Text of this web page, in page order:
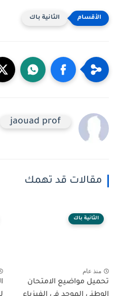
الثانية باك
jaouad prof
مقالات قد تهمك
الثانية باك
منذ عام
تحميل مواضيع الامتحان